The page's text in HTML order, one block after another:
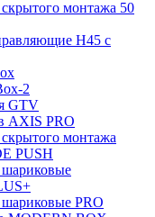
монтажа 50
H45 с
2
GTV
AXIS PRO
монтажа
PUSH
PRO